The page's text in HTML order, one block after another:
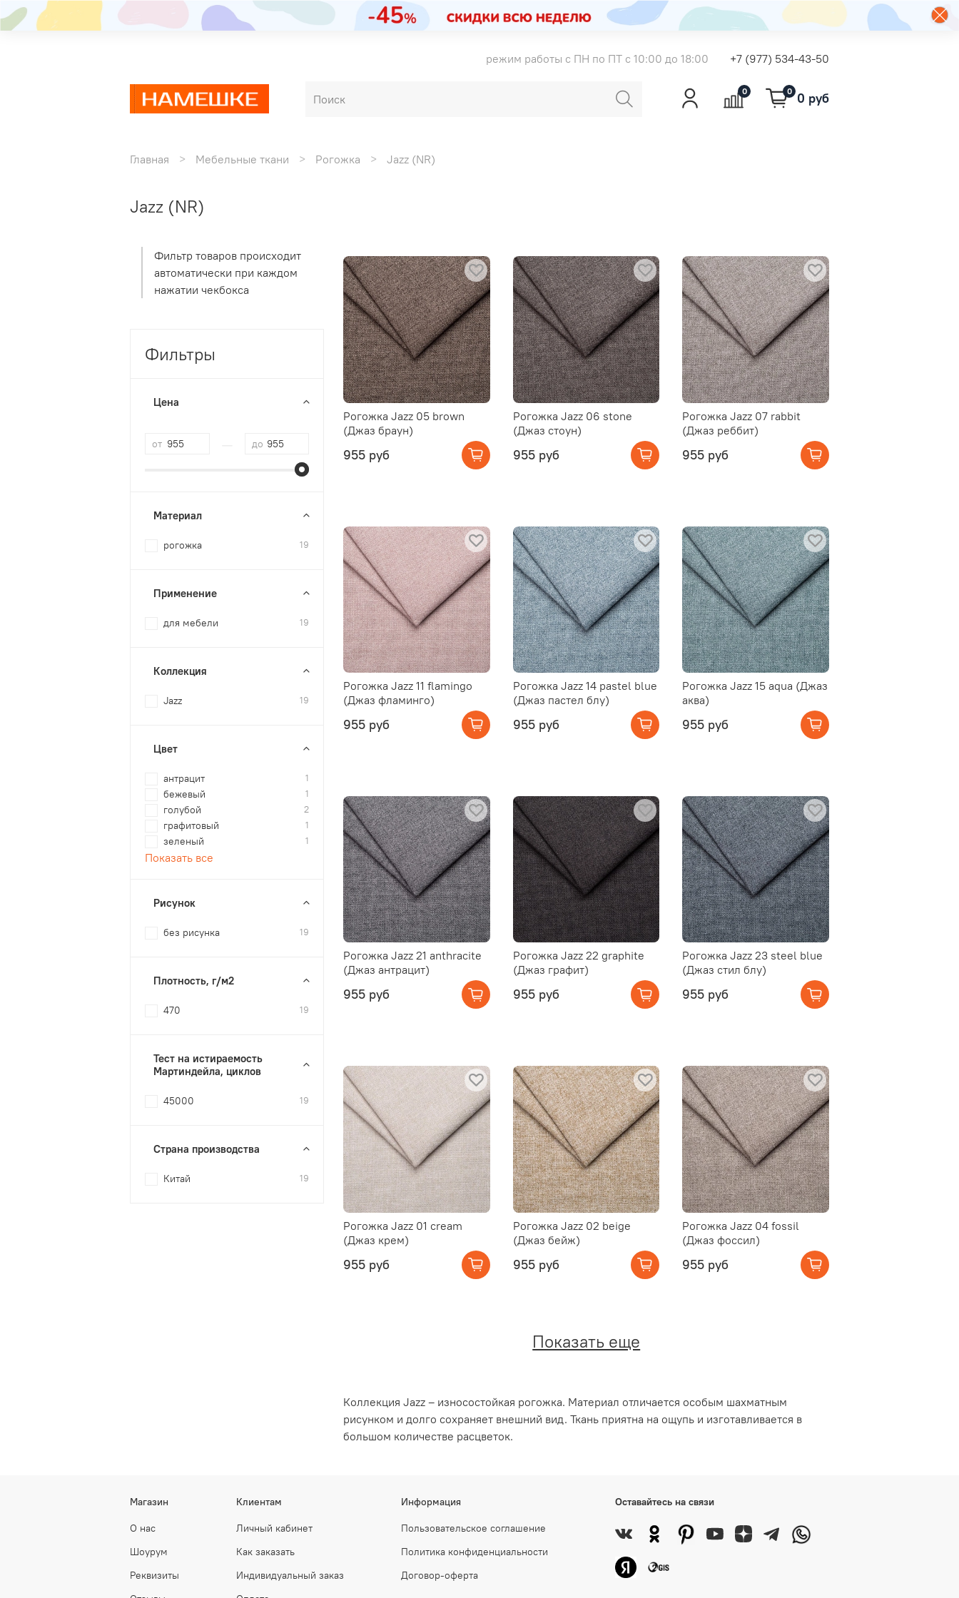
режим работы с ПН по ПТ с 10:00 до 18:00 +7 (977) 534-43-50
0 0 0 руб
Главная Мебельные ткани Рогожка Jazz (NR)
Jazz (NR)
Рогожка Jazz 05 brown
(Джаз браун)
955 руб
Рогожка Jazz 06 stone
(Джаз стоун)
955 руб
Рогожка Jazz 07 rabbit
(Джаз реббит)
955 руб
Рогожка Jazz 11 flamingo
(Джаз фламинго)
955 руб
Рогожка Jazz 14 pastel blue
(Джаз пастел блу)
955 руб
Рогожка Jazz 15 aqua (Джаз
аква)
955 руб
Рогожка Jazz 21 anthracite
(Джаз антрацит)
955 руб
Рогожка Jazz 22 graphite
(Джаз графит)
955 руб
Рогожка Jazz 23 steel blue
(Джаз стил блу)
955 руб
Рогожка Jazz 01 cream
(Джаз крем)
955 руб
Рогожка Jazz 02 beige
(Джаз бейж)
955 руб
Рогожка Jazz 04 fossil
(Джаз фоссил)
955 руб
Показать еще
Коллекция Jazz – износостойкая рогожка. Материал отличается особым шахматным
рисунком и долго сохраняет внешний вид. Ткань приятна на ощупь и изготавливается в
большом количестве расцветок.
Фильтр товаров происходит
автоматически при каждом
нажатии чекбокса
Фильтры
Цена
от до
Материал
рогожка 19
Применение
для мебели 19
Коллекция
Jazz 19
Цвет
антрацит 1
бежевый 1
голубой 2
графитовый 1
зеленый 1
Показать все
Рисунок
без рисунка 19
Плотность, г/м2
470 19
Тест на истираемость
Мартиндейла, циклов
45000 19
Страна производства
Китай 19
Магазин
О нас
Шоурум
Реквизиты
Клиентам
Личный кабинет
Как заказать
Индивидуальный заказ
Информация
Пользовательское соглашение
Политика конфиденциальности
Договор-оферта
Оставайтесь на связи